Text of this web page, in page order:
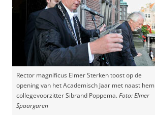
Rector magnificus Elmer Sterken toost op de
opening van het Academisch Jaar met naast hem
collegevoorzitter Sibrand Poppema.Foto: Elmer
Spaargaren